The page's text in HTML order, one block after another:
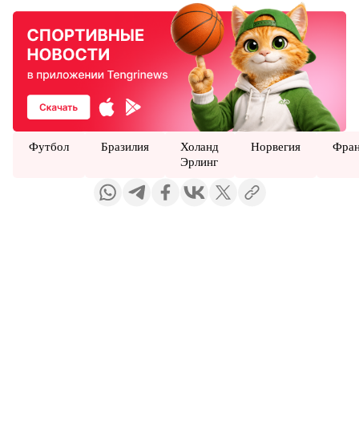
Футбол Бразилия
Холанд
Эрлинг
Норвегия